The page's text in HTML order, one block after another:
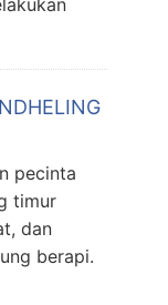
pecinta
timur
dan
berapi.